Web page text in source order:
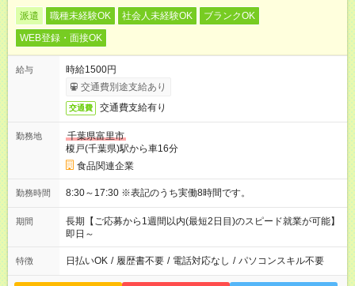
派遣 職種未経験OK 社会人未経験OK
ブランクOK
WEB登録・面接OK
給与
時給1500円
交通費別途支給あり
交通費 交通費支給有り
勤務地
千葉県富里市
榎戸(千葉県)駅から車16分
食品関連企業
勤務時間 8:30～17:30 ※表記のうち実働8時間です。
期間
長期【ご応募から1週間以内(最短2日目)のスピード就業が可能】
即日～
特徴 日払いOK / 履歴書不要 / 電話対応なし / パソコンスキル不要